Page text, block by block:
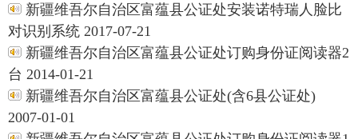
新疆维吾尔自治区富蕴县公证处安装诺特瑞人脸比
对识别系统 2017-07-21
新疆维吾尔自治区富蕴县公证处订购身份证阅读器2
台 2014-01-21
新疆维吾尔自治区富蕴县公证处(含6县公证处)
2007-01-01